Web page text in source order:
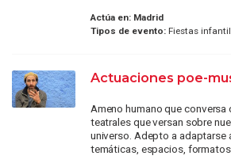
Actúa en: Madrid
Tipos de evento:Fiestas
Actuaciones poe-
Ameno humano que conversa
teatrales que versan sobre
universo. Adepto a adaptarse
temáticas, espacios, formatos